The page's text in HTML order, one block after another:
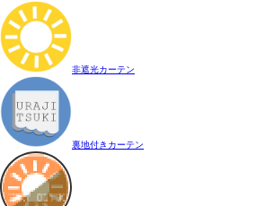
非遮光カーテン
裏地付きカーテン